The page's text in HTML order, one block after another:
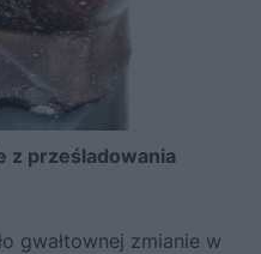
z prześladowania
gwałtownej zmianie w